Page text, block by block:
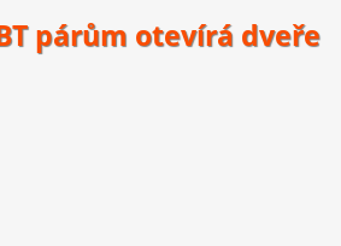
párům otevírá dveře